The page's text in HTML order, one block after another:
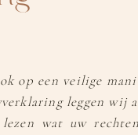
op een veilige
leggen wij
wat uw